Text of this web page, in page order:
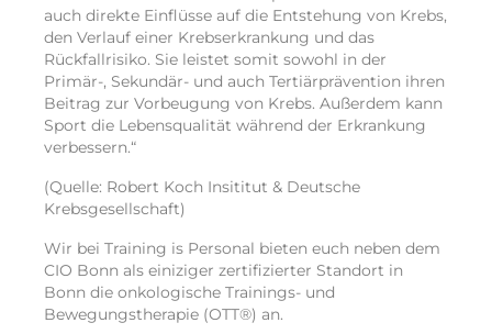
auch direkte Einflüsse auf die Entstehung von Krebs,
den Verlauf einer Krebserkrankung und das
Rückfallrisiko. Sie leistet somit sowohl in der
Primär-, Sekundär- und auch Tertiärprävention ihren
Beitrag zur Vorbeugung von Krebs. Außerdem kann
Sport die Lebensqualität während der Erkrankung
verbessern.“
(Quelle: Robert Koch Insititut & Deutsche
Krebsgesellschaft)
Wir bei Training is Personal bieten euch neben dem
CIO Bonn als einiziger zertifizierter Standort in
Bonn die onkologische Trainings- und
Bewegungstherapie (OTT®) an.